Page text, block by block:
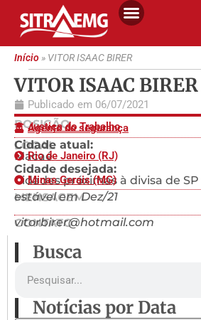
Início» VITOR ISAAC BIRER
VITOR ISAAC BIRER
Publicado em 06/07/2021
POSIÇÃO
Justiça do Trabalho
Agente de segurança
LOCAL
Cidade atual:
Macaé
Rio de Janeiro (RJ)
Cidade desejada:
Cidades próximas à divisa de SP
Minas Gerais (MG)
MENSAGEM
estável em Dez/21
CONTATO
vitorbirer@hotmail.com
Busca
Notícias por Data